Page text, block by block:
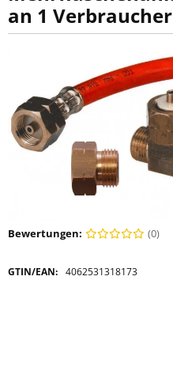
an 1 Verbraucher
Bewertungen: (0)
GTIN/EAN: 4062531318173